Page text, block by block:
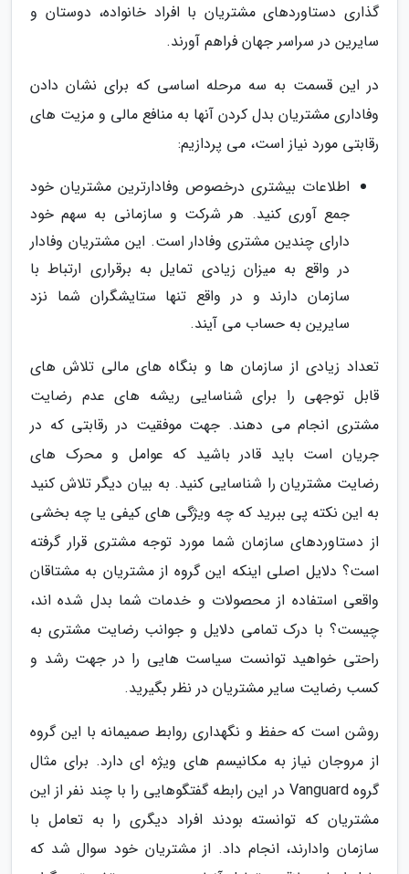
گذاری دستاوردهای مشتریان با افراد خانواده، دوستان و
سایرین در سراسر جهان فراهم آورند.
در این قسمت به سه مرحله اساسی که برای نشان دادن
وفاداری مشتریان بدل کردن آنها به منافع مالی و مزیت های
رقابتی مورد نیاز است، می پردازیم:
اطلاعات بیشتری درخصوص وفادارترین مشتریان خود
جمع آوری کنید. هر شرکت و سازمانی به سهم خود
دارای چندین مشتری وفادار است. این مشتریان وفادار
در واقع به میزان زیادی تمایل به برقراری ارتباط با
سازمان دارند و در واقع تنها ستایشگران شما نزد
سایرین به حساب می آیند.
تعداد زیادی از سازمان ها و بنگاه های مالی تلاش های
قابل توجهی را برای شناسایی ریشه های عدم رضایت
مشتری انجام می دهند. جهت موفقیت در رقابتی که در
جریان است باید قادر باشید که عوامل و محرک های
رضایت مشتریان را شناسایی کنید. به بیان دیگر تلاش کنید
به این نکته پی ببرید که چه ویژگی های کیفی یا چه بخشی
از دستاوردهای سازمان شما مورد توجه مشتری قرار گرفته
است؟ دلایل اصلی اینکه این گروه از مشتریان به مشتاقان
واقعی استفاده از محصولات و خدمات شما بدل شده اند،
چیست؟ با درک تمامی دلایل و جوانب رضایت مشتری به
راحتی خواهید توانست سیاست هایی را در جهت رشد و
کسب رضایت سایر مشتریان در نظر بگیرید.
روشن است که حفظ و نگهداری روابط صمیمانه با این گروه
از مروجان نیاز به مکانیسم های ویژه ای دارد. برای مثال
گروه Vanguard در این رابطه گفتگوهایی را با چند نفر از این
مشتریان که توانسته بودند افراد دیگری را به تعامل با
سازمان وادارند، انجام داد. از مشتریان خود سوال شد که